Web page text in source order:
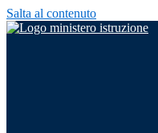
Salta al contenuto